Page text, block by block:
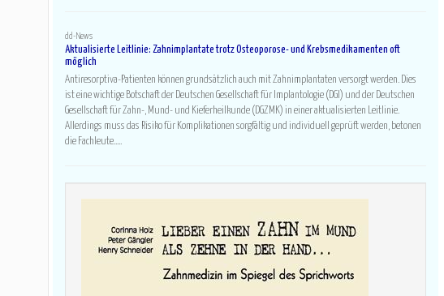
dd-News
Aktualisierte Leitlinie: Zahnimplantate trotz Osteoporose- und Krebsmedikamenten oft
möglich
Antiresorptiva-Patienten können grundsätzlich auch mit Zahnimplantaten versorgt werden. Dies
ist eine wichtige Botschaft der Deutschen Gesellschaft für Implantologie (DGI) und der Deutschen
Gesellschaft für Zahn-, Mund- und Kieferheilkunde (DGZMK) in einer aktualisierten Leitlinie.
Allerdings muss das Risiko für Komplikationen sorgfältig und individuell geprüft werden, betonen
die Fachleute.....